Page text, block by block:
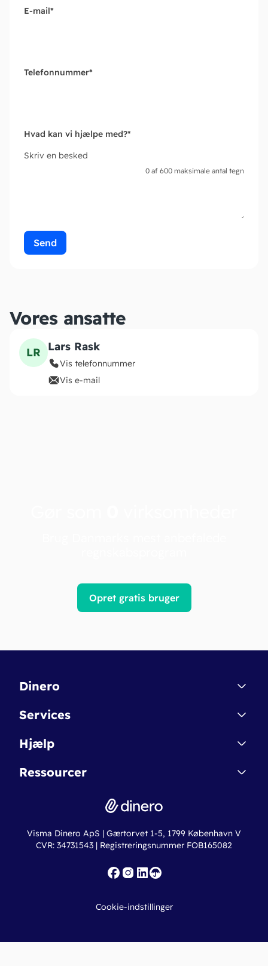
E-mail*
Telefonnummer*
Hvad kan vi hjælpe med?*
Skriv en besked
0 af 600 maksimale antal tegn
Vores ansatte
LR Lars Rask
Vis telefonnummer
Vis e-mail
Opret gratis bruger
Dinero
Kontakt
Betingelser & Sikkerhed
Nye funktioner
Services
Dinero Starter
Dinero Pro
Erhvervslån
Fakturaskabeloner
Hjælp
Regnskabsordbogen
Online regnskabskurser
Ressourcer
Ny virksomhed
Iværksætterlegat
Visma Dinero ApS | Gærtorvet 1-5, 1799 København V
CVR: 34731543 | Registreringsnummer FOB165082
Cookie-indstillinger